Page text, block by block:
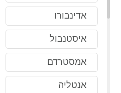
אדינבורו
איסטנבול
אמסטרדם
אנטליה